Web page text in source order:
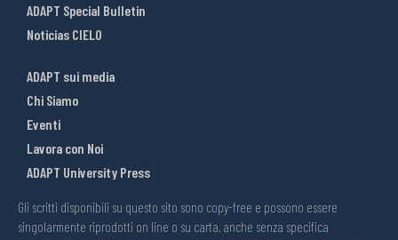
ADAPT Special Bulletin
Noticias CIELO
ADAPT sui media
Chi Siamo
Eventi
Lavora con Noi
ADAPT University Press
Gli scritti disponibili su questo sito sono copy-free e possono essere
singolarmente riprodotti on line o su carta, anche senza specifica